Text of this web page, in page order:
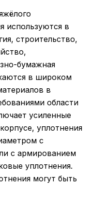
используются в
строительство,
бумажная
в широком
в
области
усиленные
уплотнения
с
с армированием
уплотнения.
могут быть